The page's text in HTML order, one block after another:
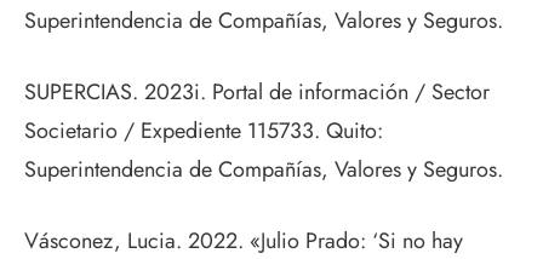
Superintendencia de Compañías, Valores y Seguros.
SUPERCIAS. 2023i. Portal de información / Sector
Societario / Expediente 115733. Quito:
Superintendencia de Compañías, Valores y Seguros.
Vásconez, Lucia. 2022. «Julio Prado: ‘Si no hay